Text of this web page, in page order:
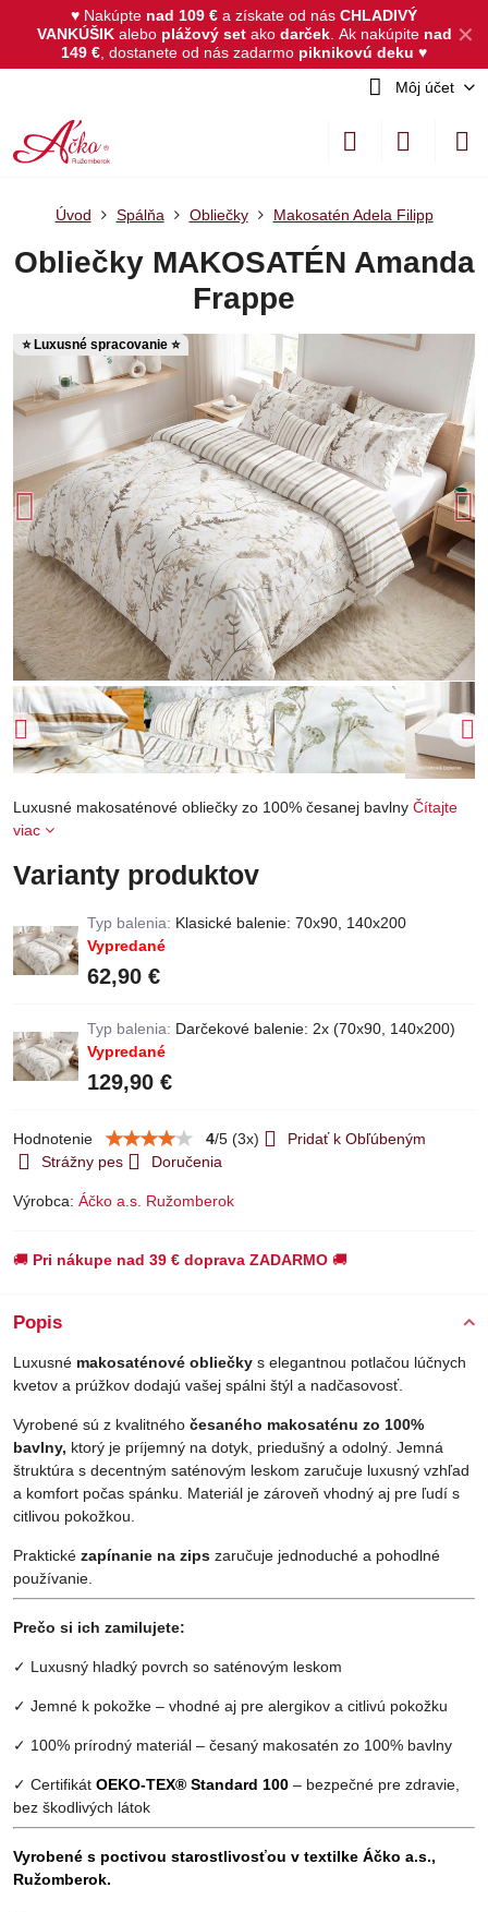
✕
♥ Nakúpte nad 109 € a získate od nás CHLADIVÝ
VANKÚŠIKalebo plážový set akodarček. Ak nakúpite nad
149 € , dostanete od nás zadarmo piknikovú deku ♥
Môj účet
⭐ Luxusné spracovanie ⭐
Úvod Spálňa Obliečky Makosatén Adela Filipp
Obliečky MAKOSATÉN Amanda
Frappe
Luxusné makosaténové obliečky zo 100% česanej bavlny Čítajte
viac
Varianty produktov
Typ balenia: Klasické balenie: 70x90, 140x200
Vypredané
62,90 €
Typ balenia: Darčekové balenie: 2x (70x90, 140x200)
Vypredané
129,90 €
Hodnotenie 4/5 (3x)
Pridať k Obľúbeným
Strážny pes
Doručenia
Výrobca: Áčko a.s. Ružomberok
🚚 Pri nákupe nad 39 € doprava ZADARMO 🚚
Popis
Luxusné makosaténové obliečky s elegantnou potlačou lúčnych
kvetov a prúžkov dodajú vašej spálni štýl a nadčasovosť.
Vyrobené sú z kvalitného česaného makosaténu zo 100%
bavlny, ktorý je príjemný na dotyk, priedušný a odolný. Jemná
štruktúra s decentným saténovým leskom zaručuje luxusný vzhľad
a komfort počas spánku. Materiál je zároveň vhodný aj pre ľudí s
citlivou pokožkou.
Praktické zapínanie na zips zaručuje jednoduché a pohodlné
používanie.
Prečo si ich zamilujete:
✓ Luxusný hladký povrch so saténovým leskom
✓ Jemné k pokožke – vhodné aj pre alergikov a citlivú pokožku
✓ 100% prírodný materiál – česaný makosatén zo 100% bavlny
✓ Certifikát OEKO-TEX® Standard 100 – bezpečné pre zdravie,
bez škodlivých látok
Vyrobené s poctivou starostlivosťou v textilke Áčko a.s.,
Ružomberok.